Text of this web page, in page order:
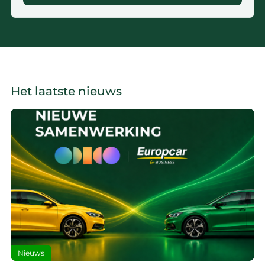
Het laatste nieuws
Nieuws